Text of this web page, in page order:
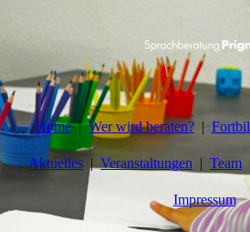
Home Wer wird beraten?
Aktuelles Veranstaltungen Team
Impressum